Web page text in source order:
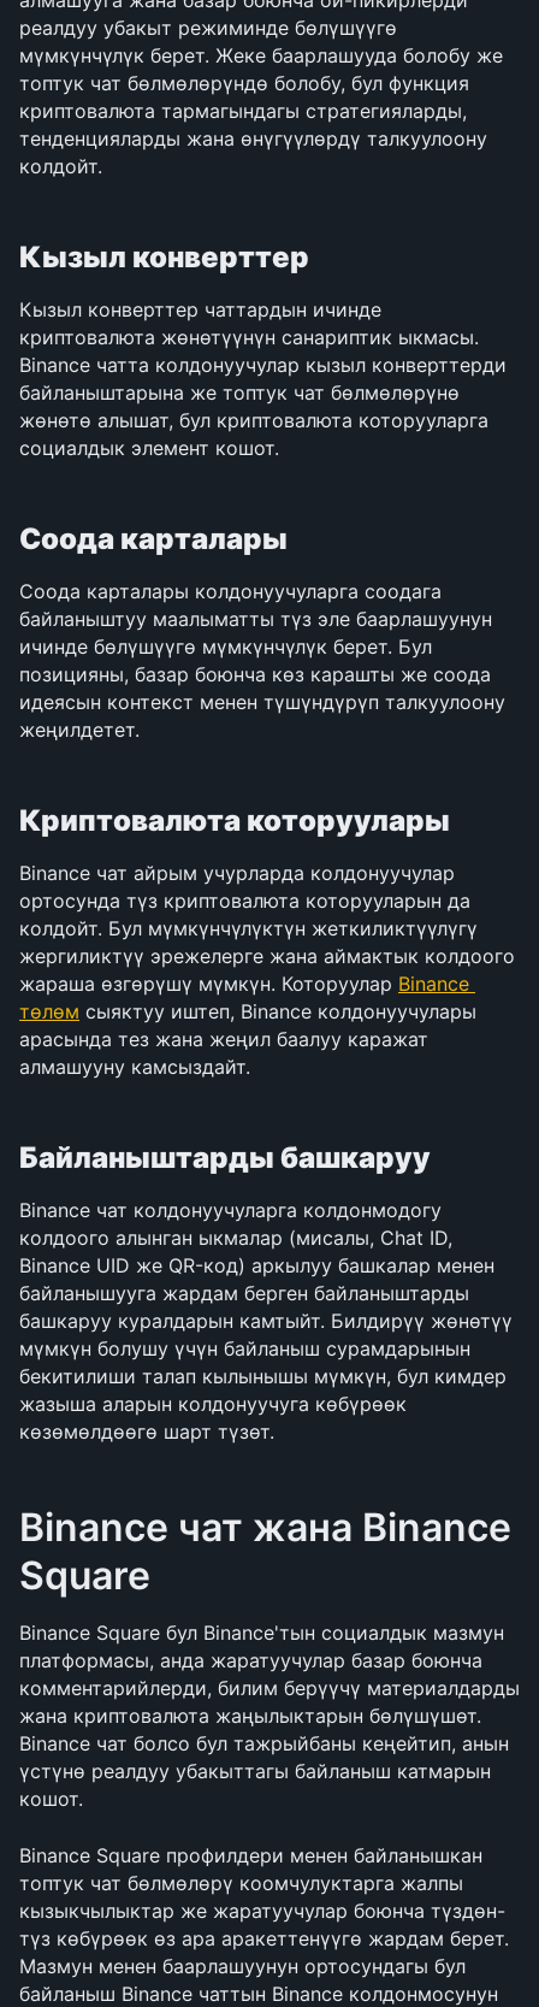
реалдуу убакыт режиминде бөлүшүүгө
мүмкүнчүлүк берет. Жеке баарлашууда болобу же
топтук чат бөлмөлөрүндө болобу, бул функция
криптовалюта тармагындагы стратегияларды,
тенденцияларды жана өнүгүүлөрдү талкуулоону
колдойт.
Кызыл конверттер
Кызыл конверттер чаттардын ичинде
криптовалюта жөнөтүүнүн санариптик ыкмасы.
Binance чатта колдонуучулар кызыл конверттерди
байланыштарына же топтук чат бөлмөлөрүнө
жөнөтө алышат, бул криптовалюта которууларга
социалдык элемент кошот.
Соода карталары
Соода карталары колдонуучуларга соодага
байланыштуу маалыматты түз эле баарлашуунун
ичинде бөлүшүүгө мүмкүнчүлүк берет. Бул
позицияны, базар боюнча көз карашты же соода
идеясын контекст менен түшүндүрүп талкуулоону
жеңилдетет.
Криптовалюта которуулары
Binance чат айрым учурларда колдонуучулар
ортосунда түз криптовалюта которууларын да
колдойт. Бул мүмкүнчүлүктүн жеткиликтүүлүгү
жергиликтүү эрежелерге жана аймактык колдоого
жараша өзгөрүшү мүмкүн. Которуулар Binance
төлөм сыяктуу иштеп, Binance колдонуучулары
арасында тез жана жеңил баалуу каражат
алмашууну камсыздайт.
Байланыштарды башкаруу
Binance чат колдонуучуларга колдонмодогу
колдоого алынган ыкмалар (мисалы, Chat ID,
Binance UID же QR-код) аркылуу башкалар менен
байланышууга жардам берген байланыштарды
башкаруу куралдарын камтыйт. Билдирүү жөнөтүү
мүмкүн болушу үчүн байланыш сурамдарынын
бекитилиши талап кылынышы мүмкүн, бул кимдер
жазыша аларын колдонуучуга көбүрөөк
көзөмөлдөөгө шарт түзөт.
Binance чат жана Binance
Square
Binance Square бул Binance'тын социалдык мазмун
платформасы, анда жаратуучулар базар боюнча
комментарийлерди, билим берүүчү материалдарды
жана криптовалюта жаңылыктарын бөлүшүшөт.
Binance чат болсо бул тажрыйбаны кеңейтип, анын
үстүнө реалдуу убакыттагы байланыш катмарын
кошот.
Binance Square профилдери менен байланышкан
топтук чат бөлмөлөрү коомчулуктарга жалпы
кызыкчылыктар же жаратуучулар боюнча түздөн-
түз көбүрөөк өз ара аракеттенүүгө жардам берет.
Мазмун менен баарлашуунун ортосундагы бул
байланыш Binance чаттын Binance колдонмосунун